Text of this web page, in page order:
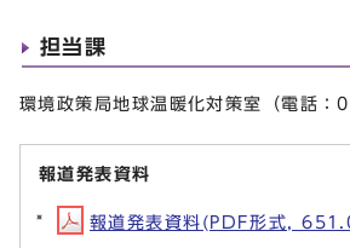
担当課
環境政策局地球温暖化対策室（電話
報道発表資料
報道発表資料(PDF形式,